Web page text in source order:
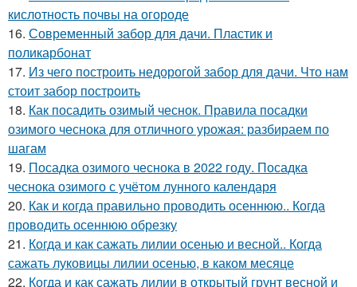
кислотность почвы на огороде
16. Современный забор для дачи. Пластик и
поликарбонат
17. Из чего построить недорогой забор для дачи. Что нам
стоит забор построить
18. Как посадить озимый чеснок. Правила посадки
озимого чеснока для отличного урожая: разбираем по
шагам
19. Посадка озимого чеснока в 2022 году. Посадка
чеснока озимого с учётом лунного календаря
20. Как и когда правильно проводить осеннюю.. Когда
проводить осеннюю обрезку
21. Когда и как сажать лилии осенью и весной.. Когда
сажать луковицы лилии осенью, в каком месяце
22. Когда и как сажать лилии в открытый грунт весной и